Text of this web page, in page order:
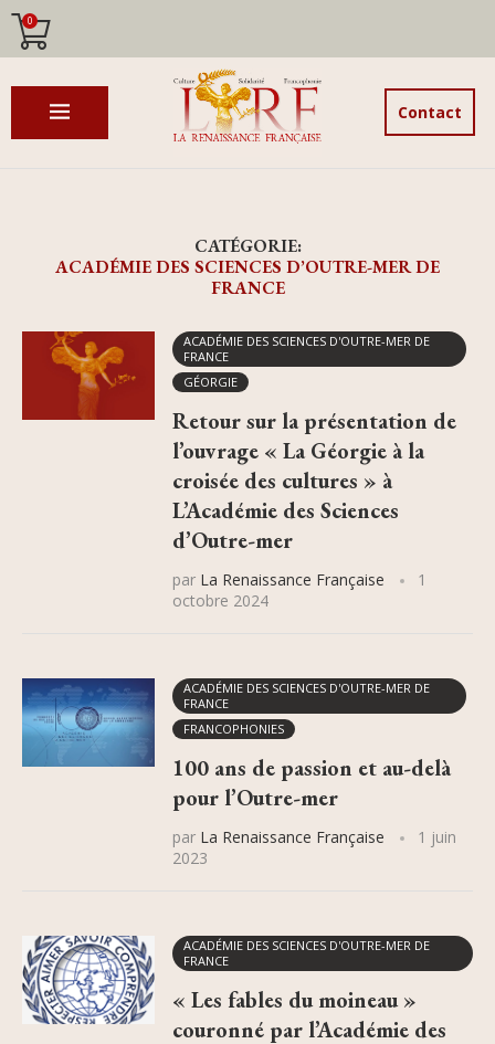
0
Contact
CATÉGORIE:
ACADÉMIE DES SCIENCES D’OUTRE-MER DE
FRANCE
ACADÉMIE DES SCIENCES D'OUTRE-MER DE
FRANCE
GÉORGIE
Retour sur la présentation de
l’ouvrage « La Géorgie à la
croisée des cultures » à
L’Académie des Sciences
d’Outre-mer
par La Renaissance Française
1
octobre 2024
ACADÉMIE DES SCIENCES D'OUTRE-MER DE
FRANCE
FRANCOPHONIES
100 ans de passion et au-delà
pour l’Outre-mer
par La Renaissance Française
1 juin
2023
ACADÉMIE DES SCIENCES D'OUTRE-MER DE
FRANCE
« Les fables du moineau »
couronné par l’Académie des